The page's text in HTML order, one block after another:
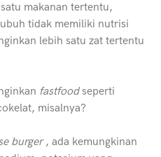
makanan tertentu,
tidak memiliki nutrisi
lebih satu zat tertentu
fastfood seperti
misalnya?
burger, ada kemungkinan